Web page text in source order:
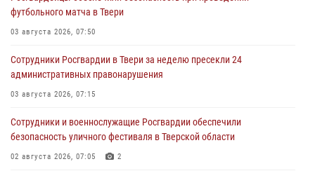
футбольного матча в Твери
03 августа 2026, 07:50
Сотрудники Росгвардии в Твери за неделю пресекли 24
административных правонарушения
03 августа 2026, 07:15
Сотрудники и военнослужащие Росгвардии обеспечили
безопасность уличного фестиваля в Тверской области
02 августа 2026, 07:05 2